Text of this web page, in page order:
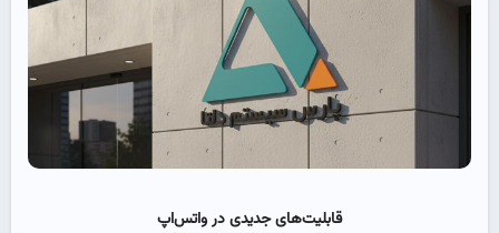
قابلیت‌های جدیدی در واتس‌اپ